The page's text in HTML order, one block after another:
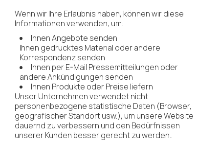
Wenn wir Ihre Erlaubnis haben, können wir diese
Informationen verwenden, um:
Ihnen Angebote senden
Ihnen gedrücktes Material oder andere
Korrespondenz senden
Ihnen per E-Mail Pressemitteilungen oder
andere Ankündigungen senden
Ihnen Produkte oder Preise liefern
Unser Unternehmen verwendet nicht
personenbezogene statistische Daten (Browser,
geografischer Standort usw.), um unsere Website
dauernd zu verbessern und den Bedürfnissen
unserer Kunden besser gerecht zu werden..